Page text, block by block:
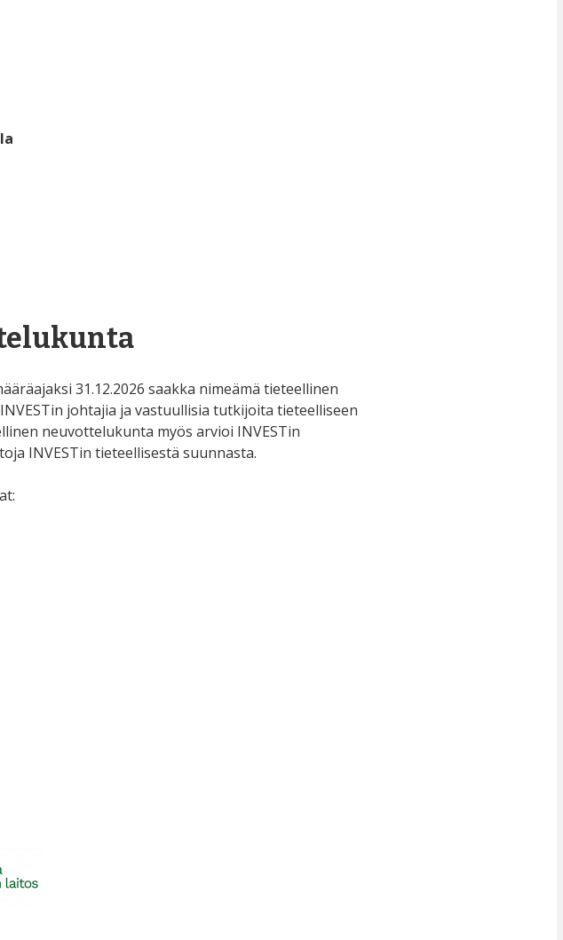
31.12.2026 saakka nimeämä tieteellinen
johtajia ja vastuullisia tutkijoita tieteelliseen
neuvottelukunta myös arvioi INVESTin
INVESTin tieteellisestä suunnasta.